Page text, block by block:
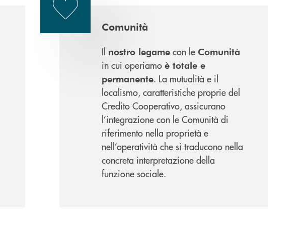
Comunità
Il nostro legame con le Comunità
in cui operiamoè totale e
permanente. La mutualità e il
localismo, caratteristiche proprie del
Credito Cooperativo, assicurano
l’integrazione con le Comunità di
riferimento nella proprietà e
nell’operatività che si traducono nella
concreta interpretazione della
funzione sociale.